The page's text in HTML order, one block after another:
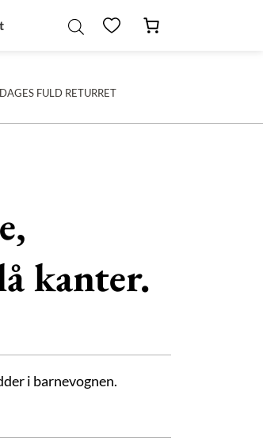
FULD RETURRET
kanter.
i barnevognen.